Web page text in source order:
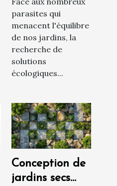
parasites du
jardin
méthodes
naturelles et
efficaces
parasites qui
menacent l'équilibre
de nos jardins, la
recherche de
solutions
écologiques...
Conception de
jardins secs